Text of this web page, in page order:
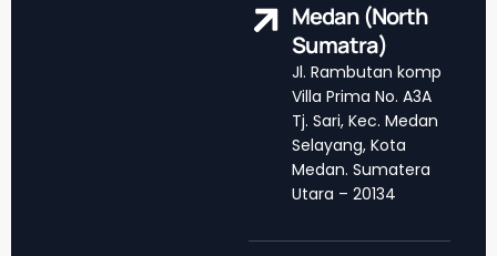
Medan (North
Sumatra)
Jl. Rambutan komp
Villa Prima No. A3A
Tj. Sari, Kec. Medan
Selayang, Kota
Medan. Sumatera
Utara – 20134